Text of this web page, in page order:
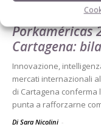
29 Luglio
Porkaméricas
Cartagena:
Innovazione,
mercati internazionali
di Cartagena conferma
punta a rafforzarne
Di Sara Nicolini -